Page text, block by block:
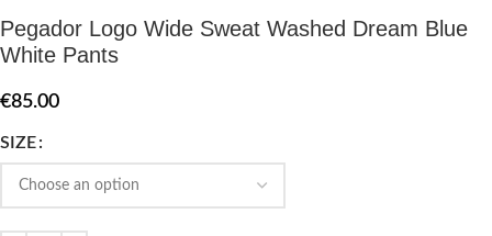
Pegador Logo Wide Sweat Washed Dream Blue
White Pants
€85.00
SIZE